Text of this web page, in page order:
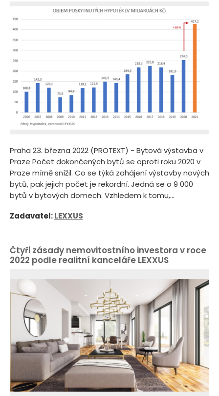
Praha 23. března 2022 (PROTEXT) - Bytová výstavba v
Praze Počet dokončených bytů se oproti roku 2020 v
Praze mírně snížil. Co se týká zahájení výstavby nových
bytů, pak jejich počet je rekordní. Jedná se o 9 000
bytů v bytových domech. Vzhledem k tomu,...
Zadavatel:LEXXUS
Čtyři zásady nemovitostního investora v roce
2022 podle realitní kanceláře LEXXUS